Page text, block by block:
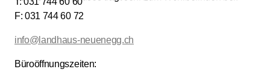
F: 031 744 60 72
info@landhaus-neuenegg.ch
Büroöffnungszeiten: